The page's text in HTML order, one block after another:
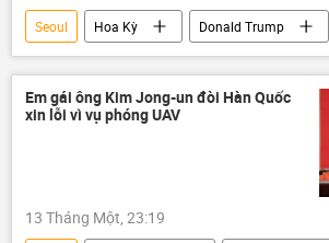
Seoul Hoa Kỳ
Donald Trump
Trung Đông
eo biển Hormuz
thông tin
Thế giới
phương Tây
Đức
Boris Pistorius
Xung đột Mỹ-Iran
Em gái ông Kim Jong-un đòi Hàn Quốc
xin lỗi vì vụ phóng UAV
13 Tháng Một, 23:19